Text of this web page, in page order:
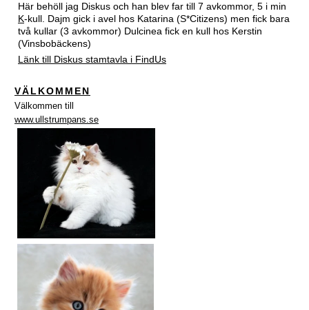
Här behöll jag Diskus och han blev far till 7 avkommor, 5 i min
K-kull. Dajm gick i avel hos Katarina (S*Citizens) men fick bara
två kullar (3 avkommor) Dulcinea fick en kull hos Kerstin
(Vinsbobäckens)
Länk till Diskus stamtavla i FindUs
VÄLKOMMEN
Välkommen till
www.ullstrumpans.se